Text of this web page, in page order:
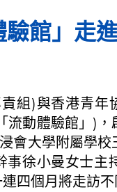
驗館」走
組)與香港青年
流動體驗館」)
會大學附屬學
徐小曼女士主
四個月將走訪不